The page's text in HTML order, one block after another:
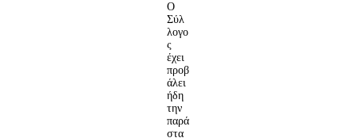
Ο
Σύλ
λογο
ς
έχει
προβ
άλει
ήδη
την
παρά
στα